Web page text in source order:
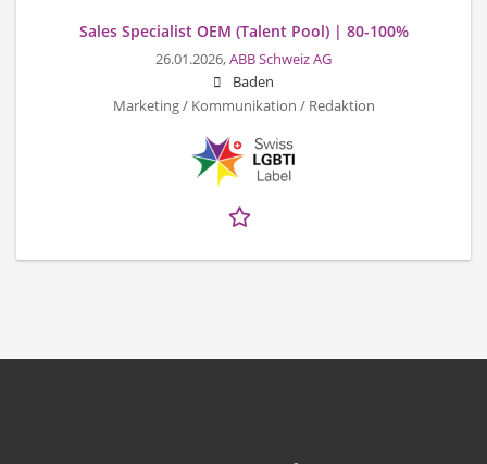
Sales Specialist OEM (Talent Pool) | 80-100%
26.01.2026,ABB Schweiz AG
Baden
Marketing / Kommunikation / Redaktion